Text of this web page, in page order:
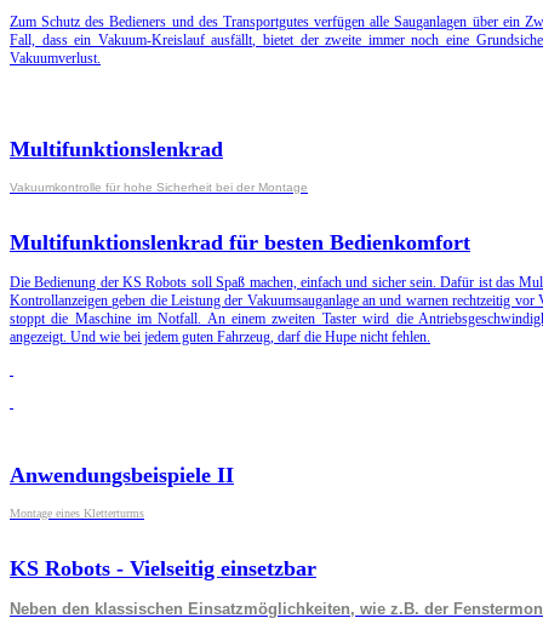
Zum Schutz des Bedieners und des Transportgutes verfügen alle Sauganlagen über ein
Fall, dass ein Vakuum-Kreislauf ausfällt, bietet der zweite immer noch eine
Vakuumverlust.
Multifunktionslenkrad
Vakuumkontrolle für hohe Sicherheit bei der Montage
Multifunktionslenkrad für besten Bedienkomfort
Die Bedienung der KS Robots soll Spaß machen, einfach und sicher sein. Dafür ist das
Kontrollanzeigen geben die Leistung der Vakuumsauganlage an und warnen rechtzeitig
stoppt die Maschine im Notfall. An einem zweiten Taster wird die
angezeigt. Und wie bei jedem guten Fahrzeug, darf die Hupe nicht fehlen.
Anwendungsbeispiele II
Montage eines Kletterturms
KS Robots - Vielseitig einsetzbar
Neben den klassischen Einsatzmöglichkeiten, wie z.B. der